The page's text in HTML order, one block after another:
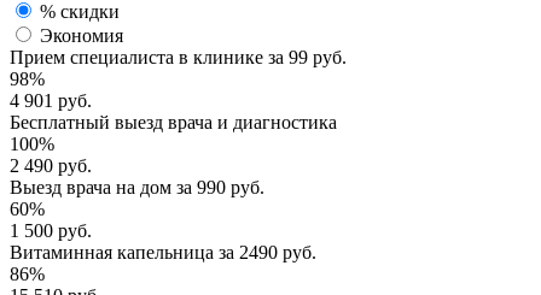
% скидки
Экономия
Прием специалиста в клинике за 99 руб.
98%
4 901 руб.
Бесплатный выезд врача и диагностика
100%
2 490 руб.
Выезд врача на дом за 990 руб.
60%
1 500 руб.
Витаминная капельница за 2490 руб.
86%